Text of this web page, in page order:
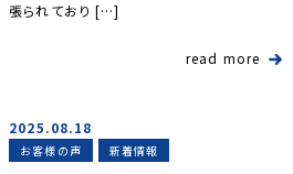
張られており […]
read more
2025.08.18
お客様の声 新着情報